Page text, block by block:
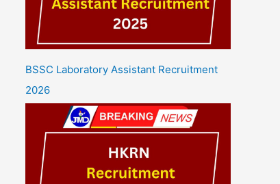
BSSC Laboratory Assistant Recruitment
2026